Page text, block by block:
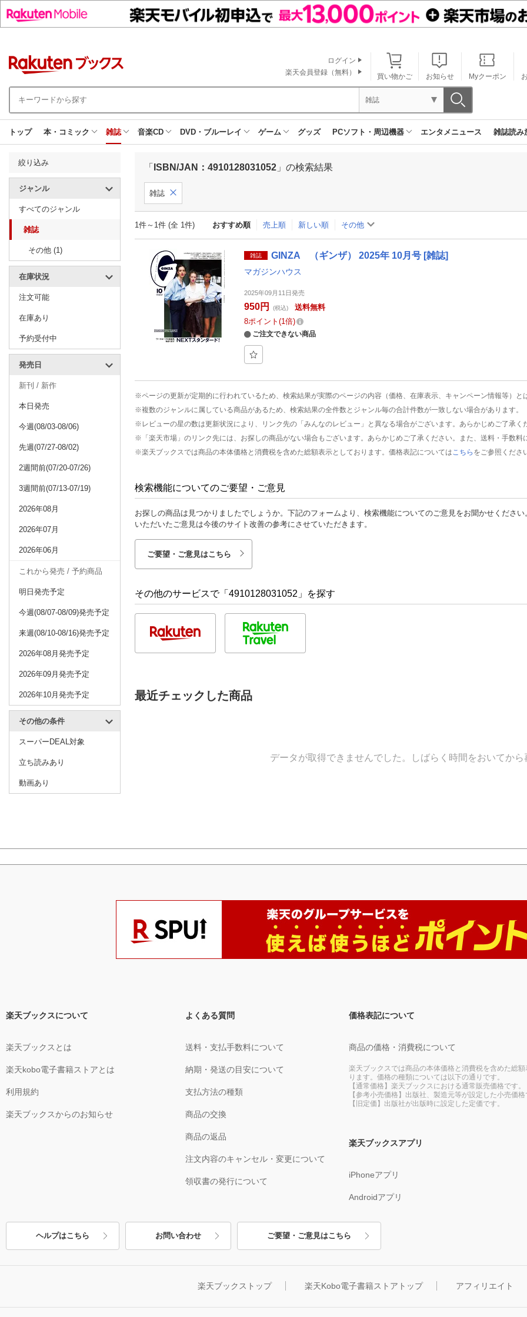
買い物かご お知らせ Myクーポン
ログイン
楽天会員登録（無料）
雑誌
トップ 本・コミック 雑誌 音楽CD DVD・ブルーレイ ゲーム グッズ PCソフト・周辺機器 エンタメニュース 雑誌読み
絞り込み
ジャンル
すべてのジャンル
雑誌
その他 (1)
在庫状況
注文可能
在庫あり
予約受付中
発売日
新刊 / 新作
本日発売
今週(08/03-08/06)
先週(07/27-08/02)
2週間前(07/20-07/26)
3週間前(07/13-07/19)
2026年08月
2026年07月
2026年06月
これから発売 / 予約商品
明日発売予定
今週(08/07-08/09)発売予定
来週(08/10-08/16)発売予定
2026年08月発売予定
2026年09月発売予定
2026年10月発売予定
その他の条件
スーパーDEAL対象
立ち読みあり
動画あり
「 ISBN/JAN：4910128031052 」の検索結果
雑誌
1件～1件 (全 1件) おすすめ順 売上順 新しい順 その他
雑誌 GINZA （ギンザ） 2025年 10月号 [雑誌]
マガジンハウス
2025年09月11日発売
950円 (税込)
送料無料
8ポイント 1倍
ご注文できない商品
※ページの更新が定期的に行われているため、検索結果が実際のページの内容（価格、在庫表示、キャンペーン情報等）と
※複数のジャンルに属している商品があるため、検索結果の全件数とジャンル毎の合計件数が一致しない場合があります。
※レビューの星の数は更新状況により、リンク先の「みんなのレビュー」と異なる場合がございます。あらかじめご了承く
※「楽天市場」のリンク先には、お探しの商品がない場合もございます。あらかじめご了承ください。また、送料・手数料
※楽天ブックスでは商品の本体価格と消費税を含めた総額表示としております。価格表記については こちら をご参照くださ
検索機能についてのご要望・ご意見
お探しの商品は見つかりましたでしょうか。下記のフォームより、検索機能についてのご意見をお聞かせください
いただいたご意見は今後のサイト改善の参考にさせていただきます。
ご要望・ご意見はこちら
その他のサービスで「4910128031052」を探す
最近チェックした商品
データが取得できませんでした。しばらく時間をおいてから
楽天ブックスについて
楽天ブックスとは
楽天kobo電子書籍ストアとは
利用規約
楽天ブックスからのお知らせ
よくある質問
送料・支払手数料について
納期・発送の目安について
支払方法の種類
商品の交換
商品の返品
注文内容のキャンセル・変更について
領収書の発行について
価格表記について
商品の価格・消費税について
楽天ブックスでは商品の本体価格と消費税を含めた総額
ります。価格の種類については以下の通りです。
【通常価格】楽天ブックスにおける通常販売価格です。
【参考小売価格】出版社、製造元等が設定した小売価格
【旧定価】出版社が出版時に設定した定価です。
楽天ブックスアプリ
iPhoneアプリ
Androidアプリ
ヘルプはこちら お問い合わせ ご要望・ご意見はこちら
楽天ブックストップ 楽天Kobo電子書籍ストアトップ アフィリエイト